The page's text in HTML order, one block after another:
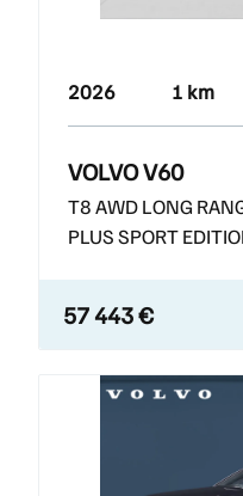
2026 1 km
VOLVO V60
T8 AWD LONG
PLUS SPORT
57 443 €